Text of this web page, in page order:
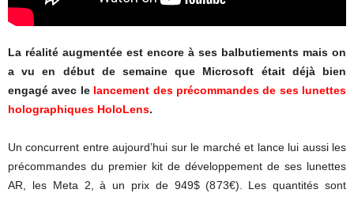
La réalité augmentée est encore à ses balbutiements mais on
a vu en début de semaine que Microsoft était déjà bien
engagé avec le lancement des précommandes de ses lunettes
holographiques HoloLens.
Un concurrent entre aujourd’hui sur le marché et lance lui aussi les
précommandes du premier kit de développement de ses lunettes
AR, les Meta 2, à un prix de 949$ (873€). Les quantités sont